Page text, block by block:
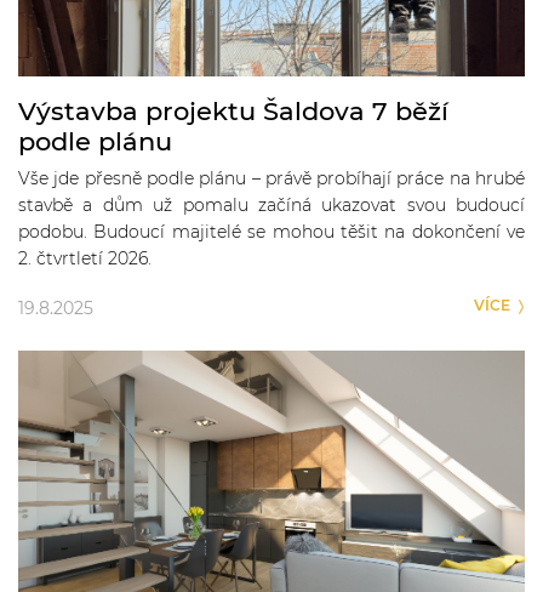
Výstavba projektu Šaldova 7 běží
podle plánu
Vše jde přesně podle plánu – právě probíhají práce na hrubé
stavbě a dům už pomalu začíná ukazovat svou budoucí
podobu. Budoucí majitelé se mohou těšit na dokončení ve
2. čtvrtletí 2026.
19.8.2025 VÍCE